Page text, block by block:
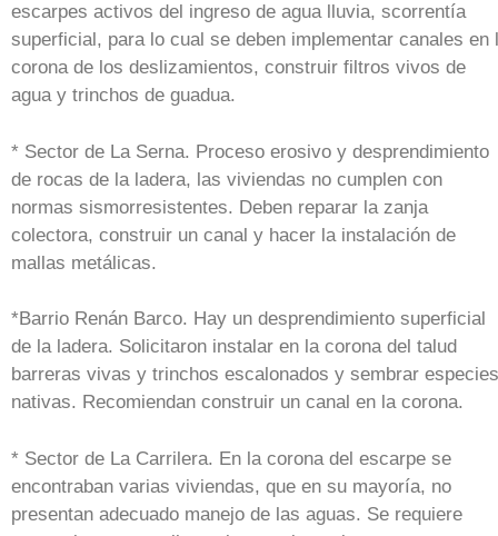
escarpes activos del ingreso de agua lluvia, scorrentía
superficial, para lo cual se deben implementar canales en
corona de los deslizamientos, construir filtros vivos de
agua y trinchos de guadua.
* Sector de La Serna. Proceso erosivo y desprendimiento
de rocas de la ladera, las viviendas no cumplen con
normas sismorresistentes. Deben reparar la zanja
colectora, construir un canal y hacer la instalación de
mallas metálicas.
*Barrio Renán Barco. Hay un desprendimiento superficial
de la ladera. Solicitaron instalar en la corona del talud
barreras vivas y trinchos escalonados y sembrar especies
nativas. Recomiendan construir un canal en la corona.
* Sector de La Carrilera. En la corona del escarpe se
encontraban varias viviendas, que en su mayoría, no
presentan adecuado manejo de las aguas. Se requiere